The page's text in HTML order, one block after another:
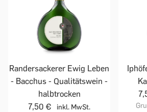
Randersackerer Ewig Leben
- Bacchus - Qualitätswein -
halbtrocken
7,50 €
inkl. MwSt.